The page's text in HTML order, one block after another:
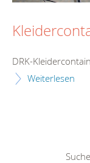
DRK-
Weiterlesen